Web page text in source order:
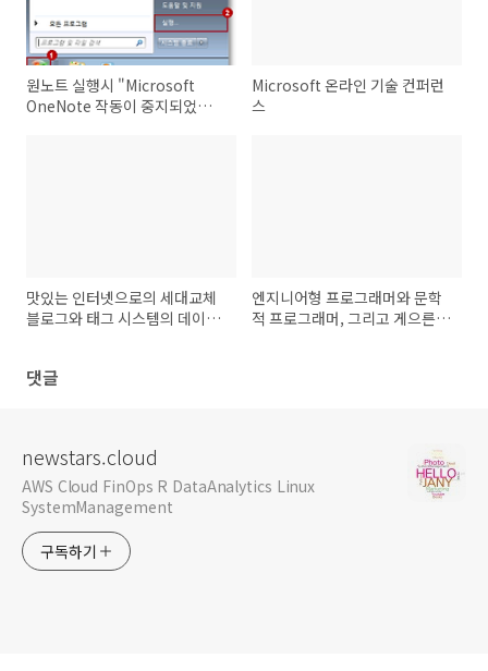
원노트 실행시 "Microsoft
OneNote 작동이 중지되었습니
Microsoft 온라인 기술 컨퍼런
스
맛있는 인터넷으로의 세대교체
블로그와 태그 시스템의 데이터
엔지니어형 프로그래머와 문학
적 프로그래머, 그리고 게으른
댓글
newstars.cloud
AWS Cloud FinOps R DataAnalytics Linux
SystemManagement
구독하기